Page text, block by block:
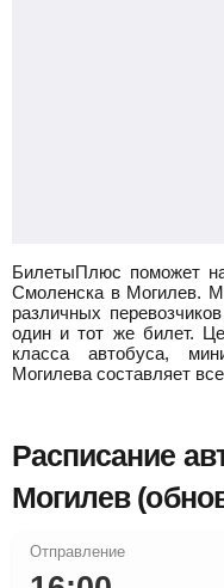
БилетыПлюс поможет
Смоленска в Могилев.
различных
один и тот же билет.
класса автобуса,
Могилева составляет
Расписание
Могилев